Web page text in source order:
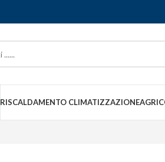
RISCALDAMENTO CLIMATIZZAZIONE